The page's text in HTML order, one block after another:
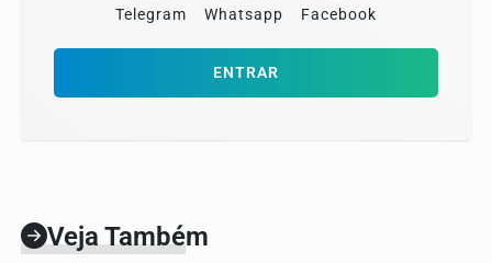
Telegram Whatsapp Facebook
ENTRAR
Veja Também